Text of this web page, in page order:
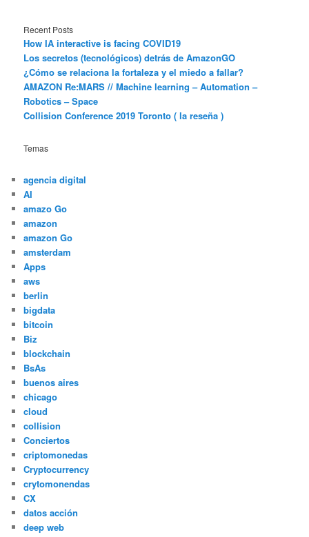
Recent Posts
How IA interactive is facing COVID19
Los secretos (tecnológicos) detrás de AmazonGO
¿Cómo se relaciona la fortaleza y el miedo a fallar?
AMAZON Re:MARS // Machine learning – Automation –
Robotics – Space
Collision Conference 2019 Toronto ( la reseña )
Temas
agencia digital
AI
amazo Go
amazon
amazon Go
amsterdam
Apps
aws
berlin
bigdata
bitcoin
Biz
blockchain
BsAs
buenos aires
chicago
cloud
collision
Conciertos
criptomonedas
Cryptocurrency
crytomonendas
CX
datos acción
deep web